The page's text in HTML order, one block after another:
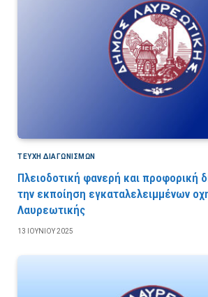
ΤΕΎΧΗ ΔΙΑΓΩΝΙΣΜΏΝ
Πλειοδοτική φανερή και προφορική
την εκποίηση εγκαταλελειμμένων
Λαυρεωτικής
13 ΙΟΥΝΊΟΥ 2025